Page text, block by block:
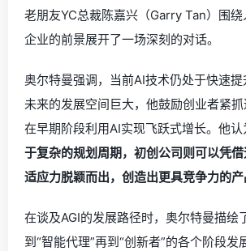
老朋友YC总裁陈嘉兴（Garry Tan）围绕
企业的前景展开了一场深刻的对话。
奥尔特曼强调，当前AI技术仍处于快速提
未来的发展空间巨大，他鼓励创业者紧抓
在早期阶段利用AI实现飞跃式增长。他认
于复杂的规划周期，初创公司则可以凭
适应力脱颖而出，创造出更具竞争力的产
在谈及AGI的发展路径时，奥尔特曼描绘
到“智能代理”再到“创新者”的各个阶段发